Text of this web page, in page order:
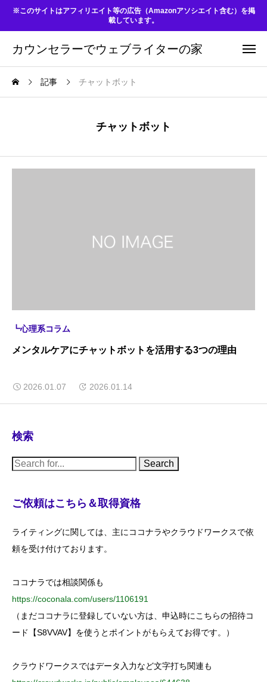
※このサイトはアフィリエイト等の広告（Amazonアソシエイト含む）を掲
載しています。
カウンセラーでウェブライターの家
記事 チャットボット
チャットボット
┗心理系コラム
メンタルケアにチャットボットを活用する3つの理由
2026.01.07 2026.01.14
検索
S
e
c
h
o
:
ご依頼はこちら＆取得資格
ライティングに関しては、主にココナラやクラウドワークスで依
頼を受け付けております。
ココナラでは相談関係も
https://coconala.com/users/1106191
（まだココナラに登録していない方は、申込時にこちらの招待コ
ード【S8VVAV】を使うとポイントがもらえてお得です。）
クラウドワークスではデータ入力など文字打ち関連も